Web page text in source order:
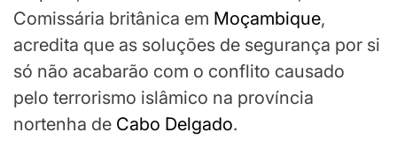
Comissária britânica em Moçambique,
acredita que as soluções de segurança por si
só não acabarão com o conflito causado
pelo terrorismo islâmico na província
nortenha de Cabo Delgado.